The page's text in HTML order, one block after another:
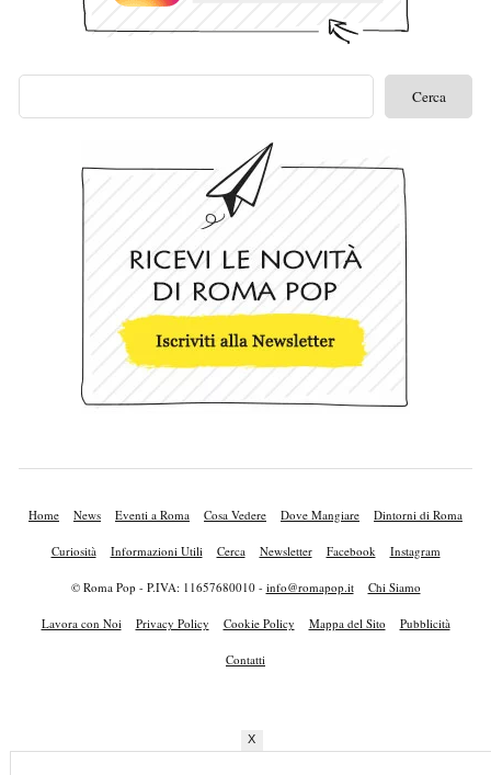
Home News Eventi a Roma Cosa Vedere Dove Mangiare Dintorni di Roma
Curiosità Informazioni Utili Cerca Newsletter Facebook Instagram
© Roma Pop - P.IVA: 11657680010 - info@romapop.it Chi Siamo
Lavora con Noi Privacy Policy Cookie Policy Mappa del Sito Pubblicità
Contatti
X